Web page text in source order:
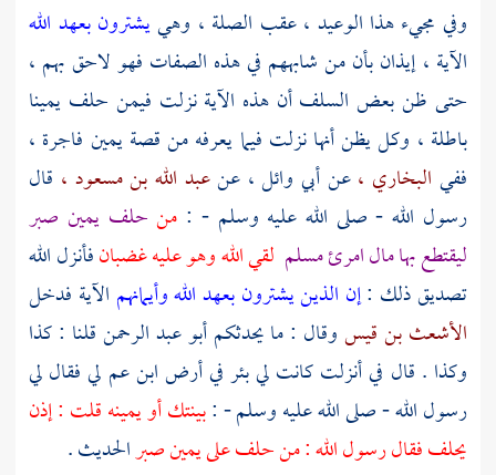
وفي مجيء هذا الوعيد ، عقب الصلة ، وهييشترون بعهد الله
الآية ، إيذان بأن من شابههم في هذه الصفات فهو لاحق بهم ،
حتى ظن بعض السلف أن هذه الآية نزلت فيمن حلف يمينا
باطلة ، وكل يظن أنها نزلت فيما يعرفه من قصة يمين فاجرة ،
ففي البخاري ،عنأبي وائل ، عنعبد الله بن مسعود ، قال
رسول الله - صلى الله عليه وسلم - : من حلف يمين صبر
ليقتطع بها مال امرئ مسلم لقي الله وهو عليه غضبانفأنزل الله
تصديق ذلك :إن الذين يشترون بعهد الله وأيمانهم الآية فدخل
الأشعث بن قيسوقال : ما يحدثكمأبو عبد الرحمنقلنا : كذا
وكذا . قال في أنزلت كانت لي بئر في أرض ابن عم لي فقال لي
رسول الله - صلى الله عليه وسلم - :بينتك أو يمينه قلت : إذن
يحلف فقال رسول الله : من حلف على يمين صبرالحديث .